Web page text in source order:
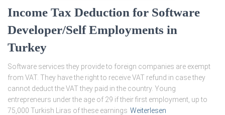
Income Tax Deduction for Software
Developer/Self Employments in
Turkey
Software services they provide to foreign companies are exempt
from VAT. They have the right to receive VAT refund in case they
cannot deduct the VAT they paid in the country. Young
entrepreneurs under the age of 29 if their first employment, up to
75,000 Turkish Liras of these earnings Weiterlesen